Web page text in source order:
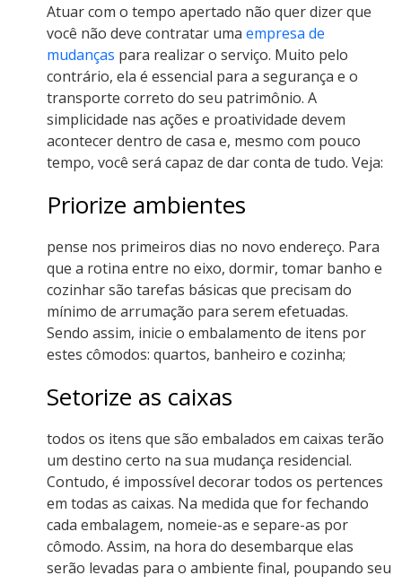
Atuar com o tempo apertado não quer dizer que
você não deve contratar uma empresa de
mudanças para realizar o serviço. Muito pelo
contrário, ela é essencial para a segurança e o
transporte correto do seu patrimônio. A
simplicidade nas ações e proatividade devem
acontecer dentro de casa e, mesmo com pouco
tempo, você será capaz de dar conta de tudo. Veja:
Priorize ambientes
pense nos primeiros dias no novo endereço. Para
que a rotina entre no eixo, dormir, tomar banho e
cozinhar são tarefas básicas que precisam do
mínimo de arrumação para serem efetuadas.
Sendo assim, inicie o embalamento de itens por
estes cômodos: quartos, banheiro e cozinha;
Setorize as caixas
todos os itens que são embalados em caixas terão
um destino certo na sua mudança residencial.
Contudo, é impossível decorar todos os pertences
em todas as caixas. Na medida que for fechando
cada embalagem, nomeie-as e separe-as por
cômodo. Assim, na hora do desembarque elas
serão levadas para o ambiente final, poupando seu